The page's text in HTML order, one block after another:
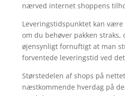
nærved internet shoppens
Leveringstidspunktet kan
om du behøver pakken straks,
øjensynligt fornuftigt at man
forventede leveringstid ved
Størstedelen af shops på
næstkommende hverdag på